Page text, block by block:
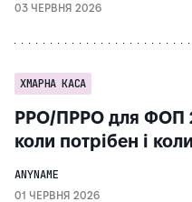
03 ЧЕРВНЯ 2026
ХМАРНА КАСА
РРО/ПРРО для ФОП
коли потрібен і
ANYNAME
01 ЧЕРВНЯ 2026